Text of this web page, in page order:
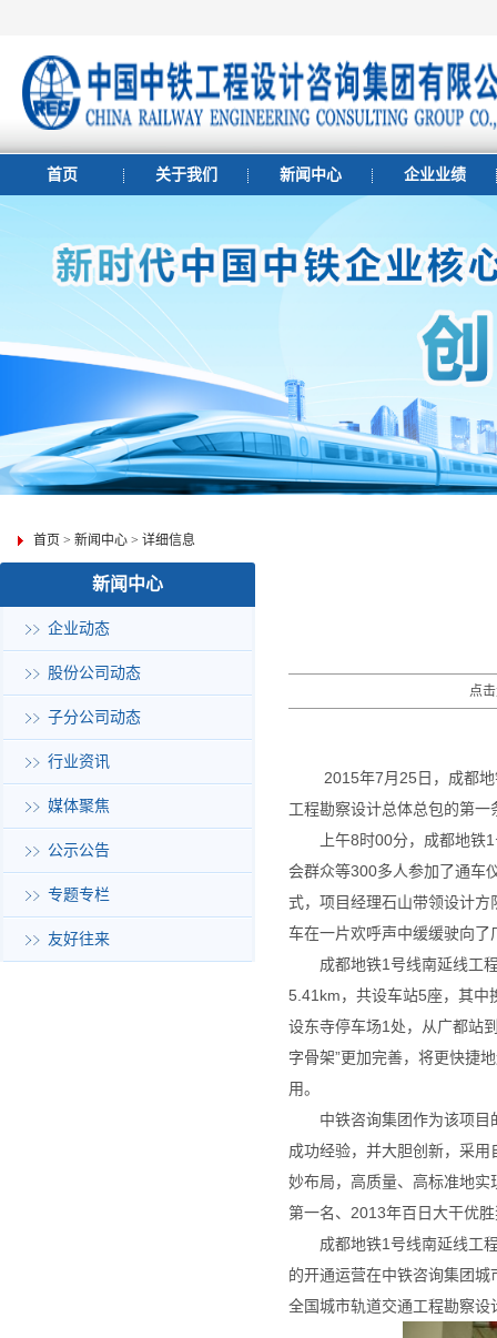
首页 关于我们 新闻中心 企业业绩
首页 > 新闻中心 > 详细信息
新闻中心
企业动态
股份公司动态
子分公司动态
行业资讯
媒体聚焦
公示公告
专题专栏
友好往来
点
2015年7月25日，成都
工程勘察设计总体总包的第一
上午8时00分，成都地
会群众等300多人参加了通车
式，项目经理石山带领设计
车在一片欢呼声中缓缓驶向
成都地铁1号线南延线工
5.41km，共设车站5座，其中
设东寺停车场1处，从广都站
字骨架”更加完善，将更快捷
用。
中铁咨询集团作为该项
成功经验，并大胆创新，采
妙布局，高质量、高标准地实
第一名、2013年百日大干优
成都地铁1号线南延线工
的开通运营在中铁咨询集团
全国城市轨道交通工程勘察